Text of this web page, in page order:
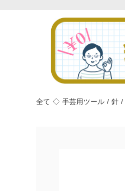
全て ◇ 手芸用ツール / 針 /